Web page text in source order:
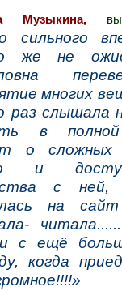
Музыкина,
сильного
же не
многих
раз слышала
в
о сложных
и
с
на сайт
с ещё
когда